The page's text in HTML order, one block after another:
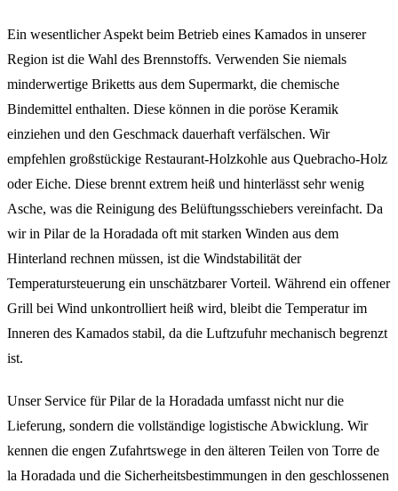
Ein wesentlicher Aspekt beim Betrieb eines Kamados in unserer
Region ist die Wahl des Brennstoffs. Verwenden Sie niemals
minderwertige Briketts aus dem Supermarkt, die chemische
Bindemittel enthalten. Diese können in die poröse Keramik
einziehen und den Geschmack dauerhaft verfälschen. Wir
empfehlen großstückige Restaurant-Holzkohle aus Quebracho-Holz
oder Eiche. Diese brennt extrem heiß und hinterlässt sehr wenig
Asche, was die Reinigung des Belüftungsschiebers vereinfacht. Da
wir in Pilar de la Horadada oft mit starken Winden aus dem
Hinterland rechnen müssen, ist die Windstabilität der
Temperatursteuerung ein unschätzbarer Vorteil. Während ein offener
Grill bei Wind unkontrolliert heiß wird, bleibt die Temperatur im
Inneren des Kamados stabil, da die Luftzufuhr mechanisch begrenzt
ist.
Unser Service für Pilar de la Horadada umfasst nicht nur die
Lieferung, sondern die vollständige logistische Abwicklung. Wir
kennen die engen Zufahrtswege in den älteren Teilen von Torre de
la Horadada und die Sicherheitsbestimmungen in den geschlossenen